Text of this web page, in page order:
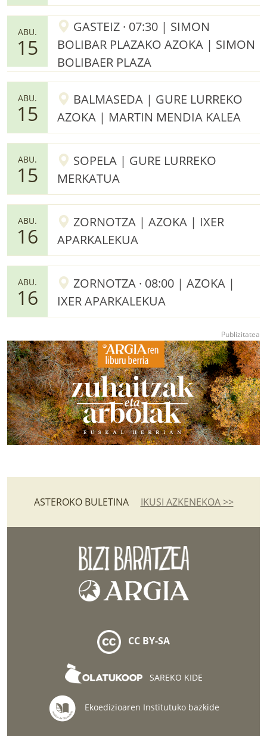
ABU.
15
GASTEIZ · 07:30 | SIMON
BOLIBAR PLAZAKO AZOKA | SIMON
BOLIBAER PLAZA
ABU.
15
BALMASEDA | GURE LURREKO
AZOKA | MARTIN MENDIA KALEA
ABU.
15
SOPELA | GURE LURREKO
MERKATUA
ABU.
16
ZORNOTZA | AZOKA | IXER
APARKALEKUA
ABU.
16
ZORNOTZA · 08:00 | AZOKA |
IXER APARKALEKUA
ASTEROKO BULETINA IKUSI AZKENEKOA >>
CC BY-SA
SAREKO KIDE
Ekoedizioaren Institutuko bazkide